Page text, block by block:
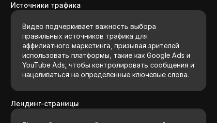
Источники трафика
Видео подчеркивает важность выбора
правильных источников трафика для
аффилиатного маркетинга, призывая зрителей
использовать платформы, такие как Google Ads и
YouTube Ads, чтобы контролировать сообщения и
нацеливаться на определенные ключевые слова.
Лендинг-страницы